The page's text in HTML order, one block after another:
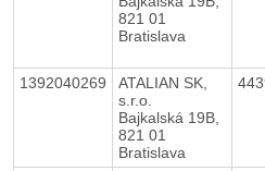
821 01
Bratislava
1392040269
ATALIAN SK,
s.r.o.
Bajkalská 19B,
821 01
Bratislava